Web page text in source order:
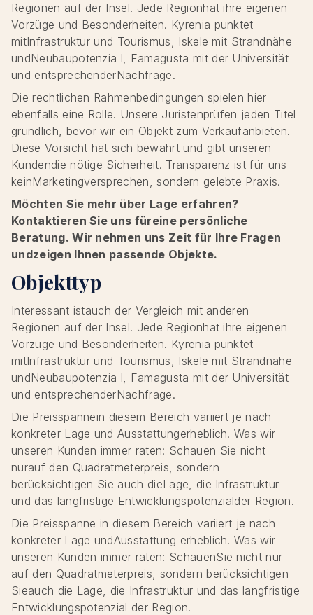
Regionen auf der Insel. Jede Regionhat ihre eigenen
Vorzüge und Besonderheiten. Kyrenia punktet
mitInfrastruktur und Tourismus, Iskele mit Strandnähe
undNeubaupotenzia l, Famagusta mit der Universität
und entsprechenderNachfrage.
Die rechtlichen Rahmenbedingungen spielen hier
ebenfalls eine Rolle. Unsere Juristenprüfen jeden Titel
gründlich, bevor wir ein Objekt zum Verkaufanbieten.
Diese Vorsicht hat sich bewährt und gibt unseren
Kundendie nötige Sicherheit. Transparenz ist für uns
keinMarketingversprechen, sondern gelebte Praxis.
Möchten Sie mehr über Lage erfahren?
Kontaktieren Sie uns füreine persönliche
Beratung. Wir nehmen uns Zeit für Ihre Fragen
undzeigen Ihnen passende Objekte.
Objekttyp
Interessant istauch der Vergleich mit anderen
Regionen auf der Insel. Jede Regionhat ihre eigenen
Vorzüge und Besonderheiten. Kyrenia punktet
mitInfrastruktur und Tourismus, Iskele mit Strandnähe
undNeubaupotenzia l, Famagusta mit der Universität
und entsprechenderNachfrage.
Die Preisspannein diesem Bereich variiert je nach
konkreter Lage und Ausstattungerheblich. Was wir
unseren Kunden immer raten: Schauen Sie nicht
nurauf den Quadratmeterpreis, sondern
berücksichtigen Sie auch dieLage, die Infrastruktur
und das langfristige Entwicklungspotenzialder Region.
Die Preisspanne in diesem Bereich variiert je nach
konkreter Lage undAusstattung erheblich. Was wir
unseren Kunden immer raten: SchauenSie nicht nur
auf den Quadratmeterpreis, sondern berücksichtigen
Sieauch die Lage, die Infrastruktur und das langfristige
Entwicklungspotenzial der Region.